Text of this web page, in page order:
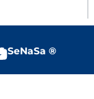
SeNaSa ®